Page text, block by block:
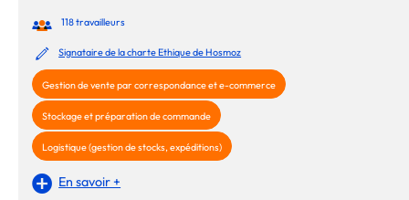
118 travailleurs
Signataire de la charte Ethique de Hosmoz
Gestion de vente par correspondance et e-commerce
Stockage et préparation de commande
Logistique (gestion de stocks, expéditions)
En savoir +